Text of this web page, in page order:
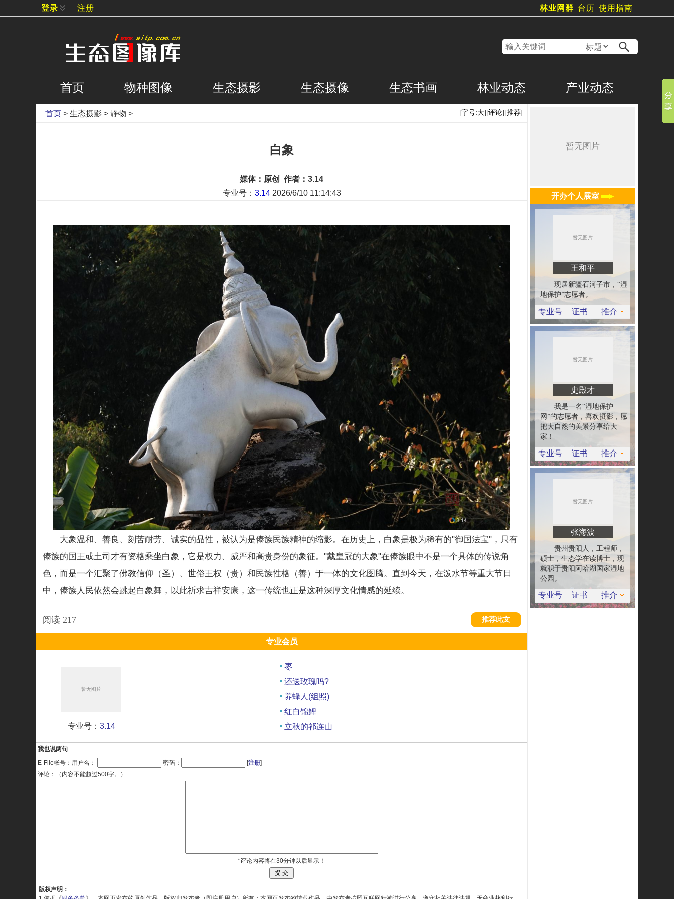
登录 注册 林业网群 台历 使用指南
首页 物种图像 生态摄影 生态摄像 生态书画 林业动态 产业动态
首页 > 生态摄影 > 静物 > [字号:大][评论][推荐]
白象
媒体：原创 作者：3.14
专业号： 3.14 2026/6/10 11:14:43
大象温和、善良、刻苦耐劳、诚实的品性，被认为是傣族民族精神的缩影。在历史上，白象是极为稀有的"御国法宝"，只有
傣族的国王或土司才有资格乘坐白象，它是权力、威严和高贵身份的象征。"戴皇冠的大象"在傣族眼中不是一个具体的传说角
色，而是一个汇聚了佛教信仰（圣）、世俗王权（贵）和民族性格（善）于一体的文化图腾。直到今天，在泼水节等重大节日
中，傣族人民依然会跳起白象舞，以此祈求吉祥安康，这一传统也正是这种深厚文化情感的延续。
阅读 217 推荐此文
专业会员
专业号： 3.14
枣
还送玫瑰吗?
养蜂人(组照)
红白锦鲤
立秋的祁连山
十姊妹
我也说两句
E-File帐号：用户名：
密码： [注册]
评论：（内容不能超过500字。）
*评论内容将在30分钟以后显示！
版权声明：
开办个人展室
王和平
现居新疆石河子市，“湿
地保护”志愿者。
专业号 证书 推介
史殿才
我是一名“湿地保护
网”的志愿者，喜欢摄影，愿
把大自然的美景分享给大
家！
专业号 证书 推介
张海波
贵州贵阳人，工程师，
硕士，生态学在读博士，现
就职于贵阳阿哈湖国家湿地
公园。
专业号 证书 推介